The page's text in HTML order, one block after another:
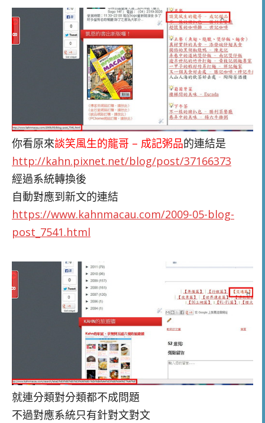
你看原來談笑風生的龍哥 – 成記粥品的連結是
http://kahn.pixnet.net/blog/post/37166373
經過系統轉換後
自動對應到新文的連結
https://www.kahnmacau.com/2009-05-blog-
post_7541.html
就連分類對分類都不成問題
不過對應系統只有針對文對文